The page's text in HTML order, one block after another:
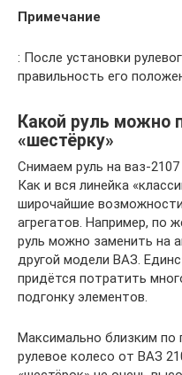
Примечание
: После установки
правильность его
Какой руль можно
«шестёрку»
Снимаем руль на ваз-2107
Как и вся линейка
широчайшие
агрегатов. Например, по
руль можно заменить на
другой модели ВАЗ.
придётся потратить
подгонку элементов.
Максимально близким по
рулевое колесо от ВАЗ